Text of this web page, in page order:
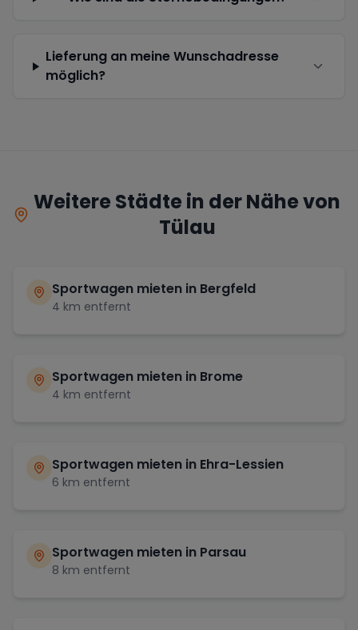
Lieferung an meine Wunschadresse
möglich?
Weitere Städte in der Nähe von
Tülau
Sportwagen mieten in Bergfeld
4 km entfernt
Sportwagen mieten in Brome
4 km entfernt
Sportwagen mieten in Ehra-Lessien
6 km entfernt
Sportwagen mieten in Parsau
8 km entfernt